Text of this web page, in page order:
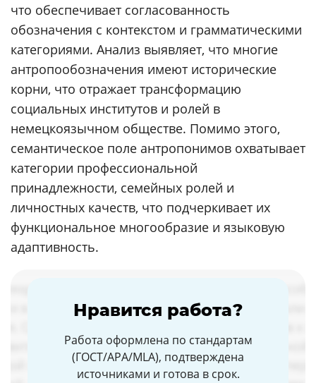
что обеспечивает согласованность
обозначения с контекстом и грамматическими
категориями. Анализ выявляет, что многие
антропообозначения имеют исторические
корни, что отражает трансформацию
социальных институтов и ролей в
немецкоязычном обществе. Помимо этого,
семантическое поле антропонимов охватывает
категории профессиональной
принадлежности, семейных ролей и
личностных качеств, что подчеркивает их
функциональное многообразие и языковую
адаптивность.
Нравится работа?
Работа оформлена по стандартам
(ГОСТ/APA/MLA), подтверждена
источниками и готова в срок.